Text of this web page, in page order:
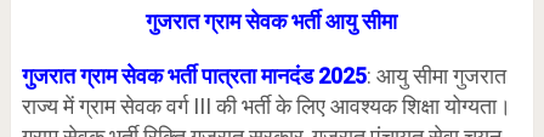
गुजरात ग्राम सेवक भर्ती आयु सीमा
गुजरात ग्राम सेवक भर्ती पात्रता मानदंड 2025: आयु सीमा गुजरात
राज्य में ग्राम सेवक वर्ग III की भर्ती के लिए आवश्यक शिक्षा योग्यता।